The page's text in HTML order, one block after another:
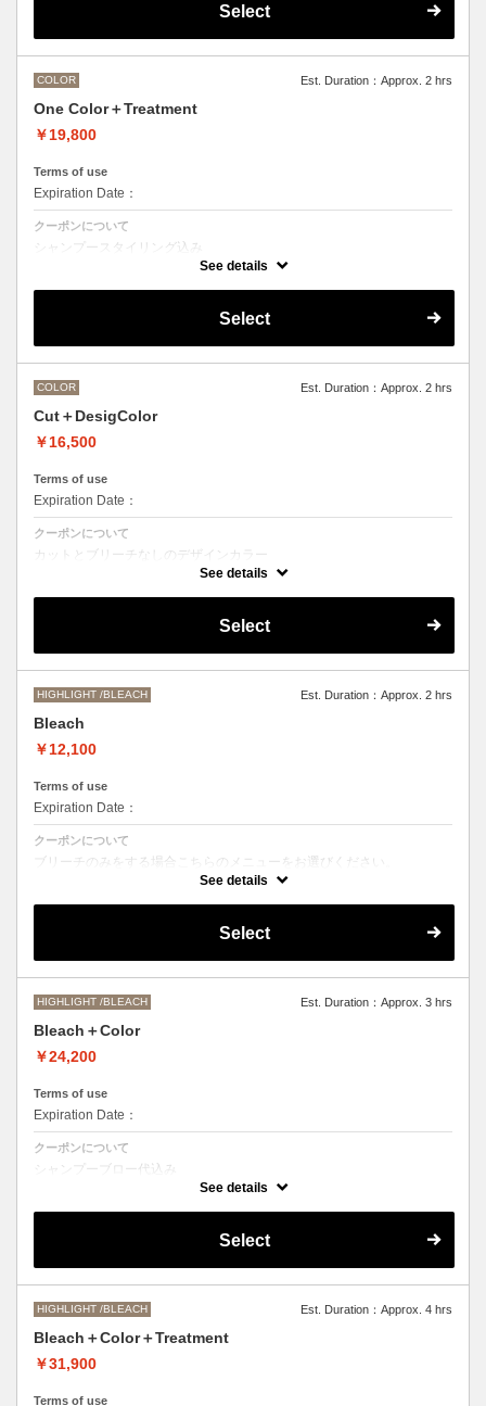
M ¥＋550 L¥＋1100 LL¥＋2200Select
COLOR Est. Duration：Approx. 2 hrs
One Color＋Treatment
￥19,800
Terms of use
Expiration Date：
クーポンについて
シャンプースタイリング込み
イクロバブルシャンプー込み
の方は別のメニューをご選択ください。
●髪の長さにより別途ロング料金を頂戴いたします。
See details
Select
COLOR Est. Duration：Approx. 2 hrs
Cut＋DesigColor
￥16,500
Terms of use
Expiration Date：
クーポンについて
カットとブリーチなしのデザインカラー
デザインによって施術時間、お値段前後する場合がございます。
M ¥＋1100 L¥＋1650 LL¥＋2200
See details
Select
HIGHLIGHT /BLEACH Est. Duration：Approx. 2 hrs
Bleach
￥12,100
Terms of use
Expiration Date：
クーポンについて
ブリーチのみをする場合こちらのメニューをお選びください。
別途シャンプーブロー代￥3300 頂戴いたします。
●ご希望の色やデザインによっては１度のブリーチでは表現できない場
●髪の長さにより別途ロング料金を頂戴いたします。
See details
Select
HIGHLIGHT /BLEACH Est. Duration：Approx. 3 hrs
Bleach＋Color
￥24,200
Terms of use
Expiration Date：
クーポンについて
シャンプーブロー代込み
ブリーチオンカラーをご希望の方はこちらを選択くださいませ。
●ご希望の色やカラー履歴、デザインによっては一度のブリーチでは表
M ¥＋1100 L¥＋1650 LL¥＋2200
See details
Select
HIGHLIGHT /BLEACH Est. Duration：Approx. 4 hrs
Bleach＋Color＋Treatment
￥31,900
Terms of use